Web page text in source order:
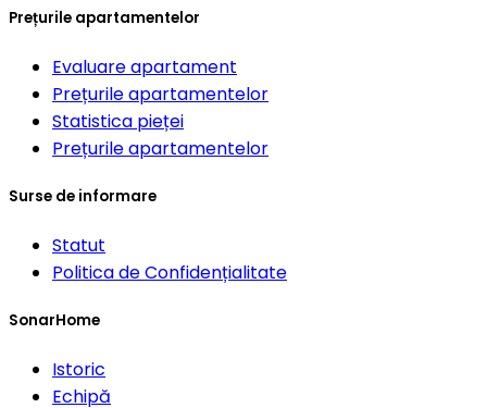
Prețurile apartamentelor
Evaluare apartament
Prețurile apartamentelor
Statistica pieței
Prețurile apartamentelor
Surse de informare
Statut
Politica de Confidențialitate
SonarHome
Istoric
Echipă